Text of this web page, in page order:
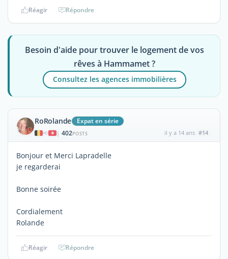
Réagir Répondre
Besoin d'aide pour trouver le logement de vos
rêves à Hammamet ?
Consultez les agences immobilières
RoRolande Expat en série
| 402POSTS il y a 14 ans #14
Bonjour et Merci Lapradelle
je regarderai
Bonne soirée
Cordialement
Rolande
Réagir Répondre